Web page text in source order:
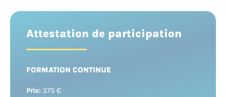
Attestation de participation
FORMATION CONTINUE
Prix: 375 €